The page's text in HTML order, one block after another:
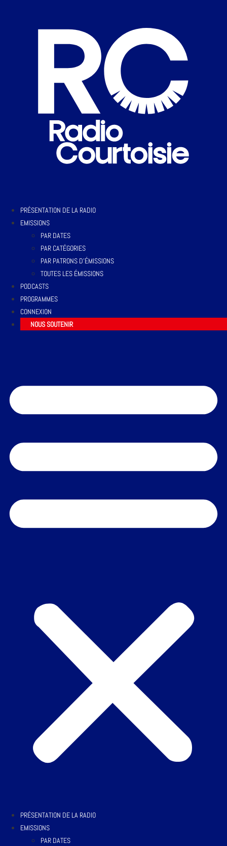
PRÉSENTATION DE LA RADIO
EMISSIONS
PAR DATES
PAR CATÉGORIES
PAR PATRONS D’ÉMISSIONS
TOUTES LES ÉMISSIONS
PODCASTS
PROGRAMMES
CONNEXION
NOUS SOUTENIR
PRÉSENTATION DE LA RADIO
EMISSIONS
PAR DATES